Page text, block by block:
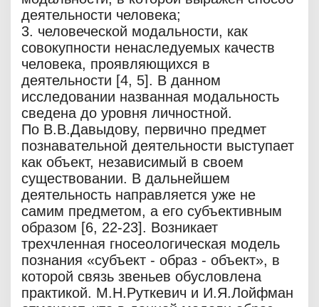
деятельности человека;
3. человеческой модальности, как
совокупности ненаследуемых качеств
человека, проявляющихся в
деятельности [4, 5]. В данном
исследовании названная модальность
сведена до уровня личностной.
По В.В.Давыдову, первично предмет
познавательной деятельности выступает
как объект, независимый в своем
существовании. В дальнейшем
деятельность направляется уже не
самим предметом, а его субъективным
образом [6, 22-23]. Возникает
трехчленная гносеологическая модель
познания «субъект - образ - объект», в
которой связь звеньев обусловлена
практикой. М.Н.Руткевич и И.Я.Лойфман